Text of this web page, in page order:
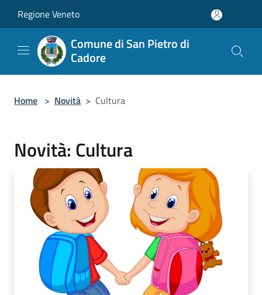
Regione Veneto
Comune di San Pietro di
Cadore
Home > Novità > Cultura
Novità: Cultura